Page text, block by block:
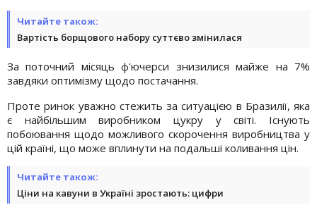
Читайте також:
Вартість борщового набору суттєво змінилася
За поточний місяць ф'ючерси знизилися майже на 7%
завдяки оптимізму щодо постачання.
Проте ринок уважно стежить за ситуацією в Бразилії, яка
є найбільшим виробником цукру у світі. Існують
побоювання щодо можливого скорочення виробництва у
цій країні, що може вплинути на подальші коливання цін.
Читайте також:
Ціни на кавуни в Україні зростають: цифри